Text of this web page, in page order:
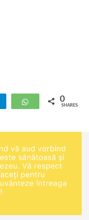
Telegram WhatsApp
0
SHARES